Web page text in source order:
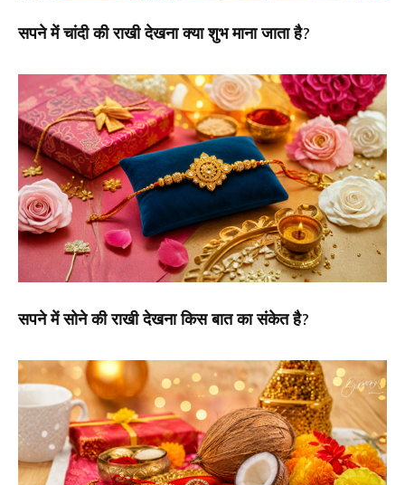
सपने में चांदी की राखी देखना क्या शुभ माना जाता है?
सपने में सोने की राखी देखना किस बात का संकेत है?